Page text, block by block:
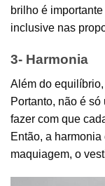
brilho é
inclusive nas
3- Harmonia
Além do
Portanto, não é
fazer com que
Então, a harmonia
maquiagem, o